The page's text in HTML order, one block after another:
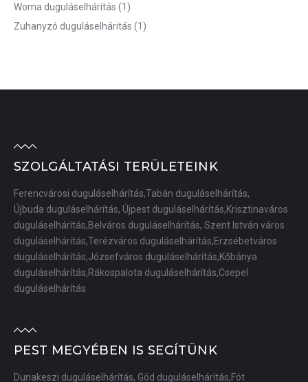
Woma duguláselhárítás (1)
Zuhanyzó duguláselháritás (1)
SZOLGÁLTATÁSI TERÜLETEINK
Ferencvárosi duguláselhárítás,Tabán duguláselhárítás,
Újbuda duguláselhárítás, Újpest duguláselhárítás,Krisztinaváros
duguláselhárítás,Belváros duguláselhárítás, Szent István város
duguláselhárítás,Terézváros duguláselhárítás,Erzsébetváros
duguláselhárítás,Józsefváros duguláselhárítás,Kőbánya
duguláselhárítás,Rákospalota duguláselhárítás,Csepel
duguláselhárítás
PEST MEGYÉBEN IS SEGÍTÜNK
Dunakeszi duguláselhárítás, Göd duguláselhárítás,Fót